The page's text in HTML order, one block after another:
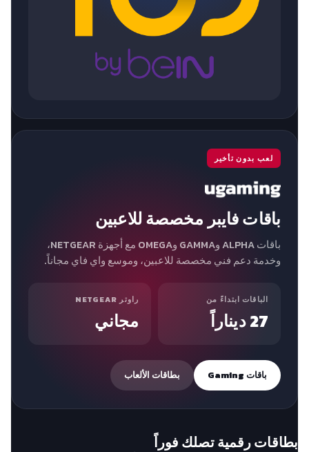
لعب بدون تأخير
باقات فايبر مخصصة للاعبين
باقات ALPHA وGAMMA وOMEGA مع أجهزة NETGEAR،
وخدمة دعم فني مخصصة للاعبين، وموسع واي فاي مجاناً.
الباقات ابتداءً من
27 ديناراً
راوتر NETGEAR
مجاني
باقات Gaming بطاقات الألعاب
بطاقات رقمية تصلك فوراً